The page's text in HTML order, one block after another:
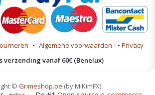
• Algemene voorwaarden • Privacy
verzending vanaf 60€ (Benelux)
© Grimeshop.be (by MiKimFX)